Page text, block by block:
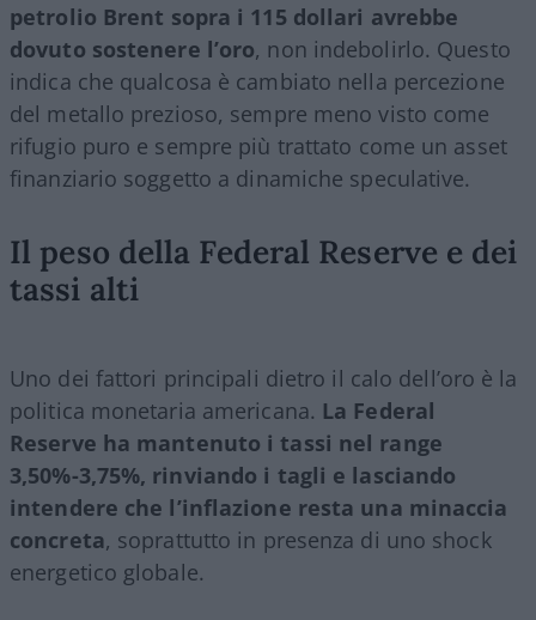
petrolio Brent sopra i 115 dollari avrebbe
dovuto sostenere l’oro, non indebolirlo. Questo
indica che qualcosa è cambiato nella percezione
del metallo prezioso, sempre meno visto come
rifugio puro e sempre più trattato come un asset
finanziario soggetto a dinamiche speculative.
Il peso della Federal Reserve e dei
tassi alti
Uno dei fattori principali dietro il calo dell’oro è la
politica monetaria americana. La Federal
Reserve ha mantenuto i tassi nel range
3,50%-3,75%, rinviando i tagli e lasciando
intendere che l’inflazione resta una minaccia
concreta, soprattutto in presenza di uno shock
energetico globale.